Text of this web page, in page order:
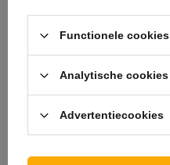
De officiële
de fabrikant
GARANTIE OP KWALITEIT
rechtstreeks bij de
100% zeker van dat het
de transactie volledig
Functionele
Analytische cookies
Advertentiecookies